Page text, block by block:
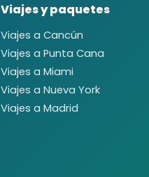
Viajes y paquetes
Viajes a Cancún
Viajes a Punta Cana
Viajes a Miami
Viajes a Nueva York
Viajes a Madrid